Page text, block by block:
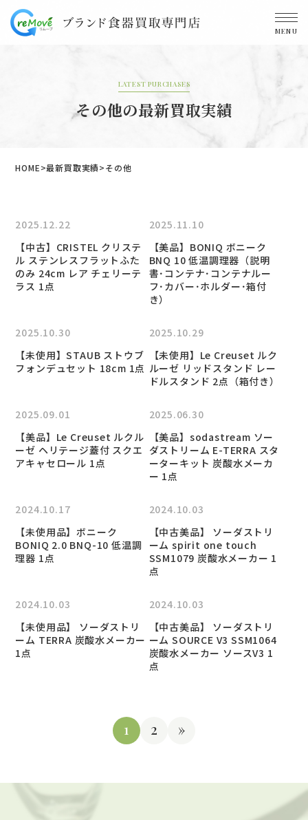
MENU
LATEST PURCHASES
その他の最新買取実績
HOME 最新買取実績 その他
2025.12.22
【中古】CRISTEL クリステ
ル ステンレスフラットふた
のみ 24cm レア チェリーテ
ラス 1点
2025.11.10
【美品】BONIQ ボニーク
BNQ 10 低温調理器（説明
書･コンテナ･コンテナルー
フ･カバー･ホルダー･箱付
き）
2025.10.30
【未使用】STAUB ストウブ
フォンデュセット 18cm 1点
2025.10.29
【未使用】Le Creuset ルク
ルーゼ リッドスタンド レー
ドルスタンド 2点（箱付き）
2025.09.01
【美品】Le Creuset ルクル
ーゼ ヘリテージ蓋付 スクエ
アキャセロール 1点
2025.06.30
【美品】sodastream ソー
ダストリーム E-TERRA スタ
ーターキット 炭酸水メーカ
ー 1点
2024.10.17
【未使用品】ボニーク
BONIQ 2.0 BNQ-10 低温調
理器 1点
2024.10.03
【中古美品】 ソーダストリ
ーム spirit one touch
SSM1079 炭酸水メーカー 1
点
2024.10.03
【未使用品】 ソーダストリ
ーム TERRA 炭酸水メーカー
1点
2024.10.03
【中古美品】 ソーダストリ
ーム SOURCE V3 SSM1064
炭酸水メーカー ソースV3 1
点
1 2 »